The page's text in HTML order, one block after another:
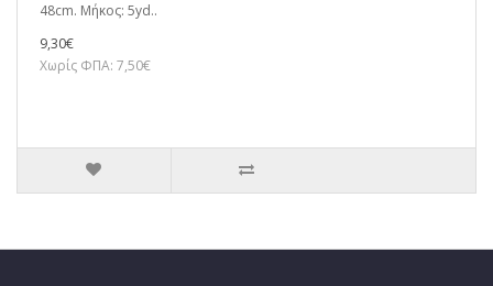
48cm. Μήκος: 5yd..
9,30€
Χωρίς ΦΠΑ: 7,50€